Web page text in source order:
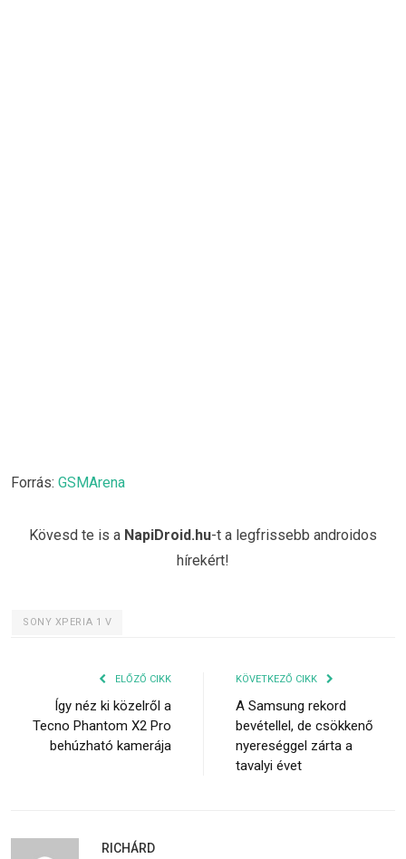
Forrás: GSMArena
Kövesd te is a NapiDroid.hu-t a legfrissebb androidos
hírekért!
SONY XPERIA 1 V
ELŐZŐ CIKK
Így néz ki közelről a
Tecno Phantom X2 Pro
behúzható kamerája
KÖVETKEZŐ CIKK
A Samsung rekord
bevétellel, de csökkenő
nyereséggel zárta a
tavalyi évet
RICHÁRD